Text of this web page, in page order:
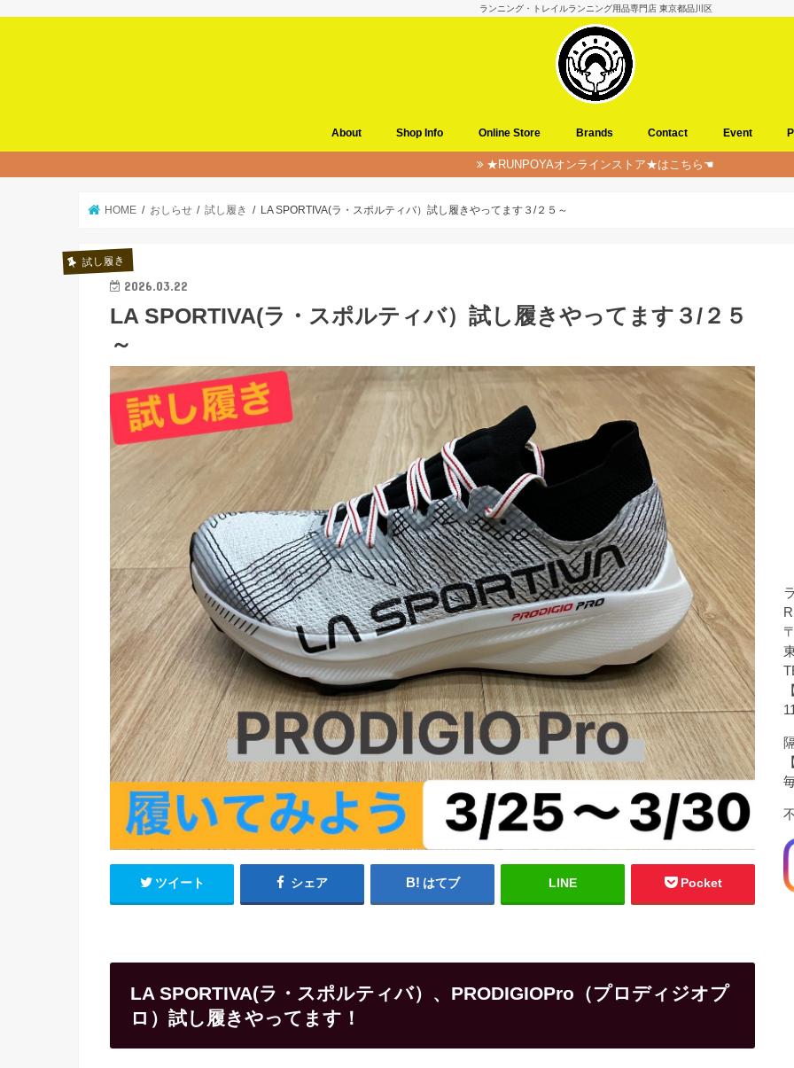
ランニング・トレイルランニング用品専門店 東京都品川区
About Shop Info Online Store Brands Contact Event
★RUNPOYAオンラインストア★はこちら☚
HOME おしらせ 試し履き LA SPORTIVA(ラ・スポルティバ）試し履きやってます３/２５～
試し履き
2026.03.22
LA SPORTIVA(ラ・スポルティバ）試し履きやってます３/２５
～
ツイート シェア はてブ LINE Pocket
LA SPORTIVA(ラ・スポルティバ）、PRODIGIOPro（プロディジオプ
ロ）試し履きやってます！